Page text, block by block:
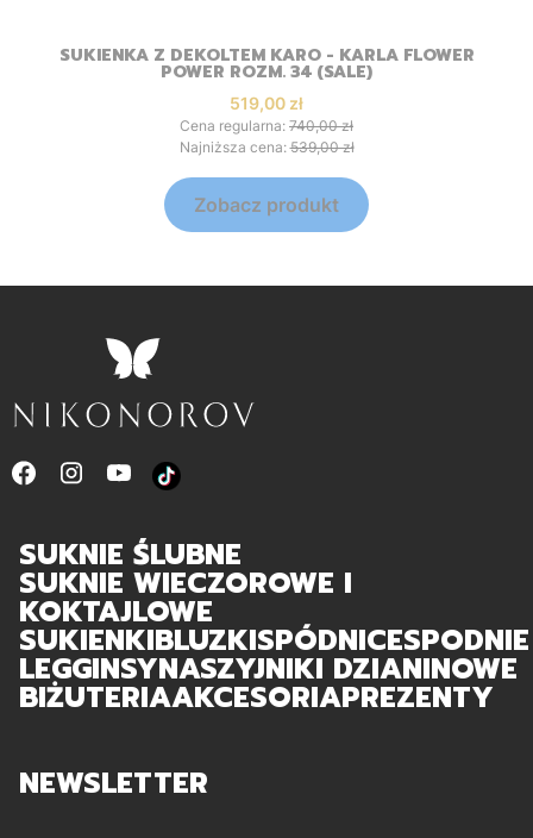
SUKIENKA Z DEKOLTEM KARO - KARLA FLOWER
POWER ROZM. 34 (SALE)
Cena promocyjna
519,00 zł
Cena regularna: 740,00 zł
Najniższa cena: 539,00 zł
Zobacz produkt
SUKNIE ŚLUBNE
SUKNIE WIECZOROWE I
KOKTAJLOWE
SUKIENKIBLUZKISPÓDNICESPODNIE
LEGGINSYNASZYJNIKI DZIANINOWE
BIŻUTERIAAKCESORIAPREZENTY
NEWSLETTER